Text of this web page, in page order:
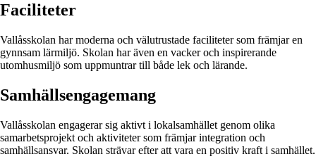
Faciliteter
Vallåsskolan har moderna och välutrustade faciliteter som främjar en
gynnsam lärmiljö. Skolan har även en vacker och inspirerande
utomhusmiljö som uppmuntrar till både lek och lärande.
Samhällsengagemang
Vallåsskolan engagerar sig aktivt i lokalsamhället genom olika
samarbetsprojekt och aktiviteter som främjar integration och
samhällsansvar. Skolan strävar efter att vara en positiv kraft i samhället.